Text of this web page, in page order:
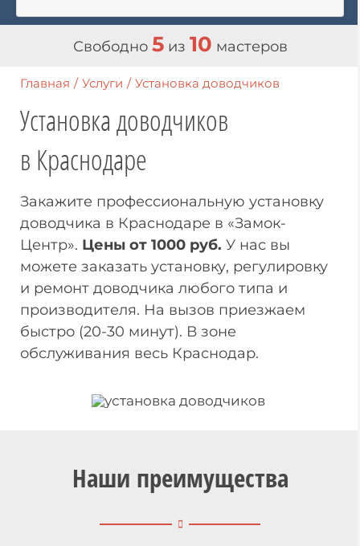
Свободно 5из 10 мастеров
Главная / Услуги / Установка доводчиков
Установка доводчиков
в Краснодаре
Закажите профессиональную установку
доводчика в Краснодаре в «Замок-
Центр». Цены от 1000 руб. У нас вы
можете заказать установку, регулировку
и ремонт доводчика любого типа и
производителя. На вызов приезжаем
быстро (20-30 минут). В зоне
обслуживания весь Краснодар.
Наши преимущества